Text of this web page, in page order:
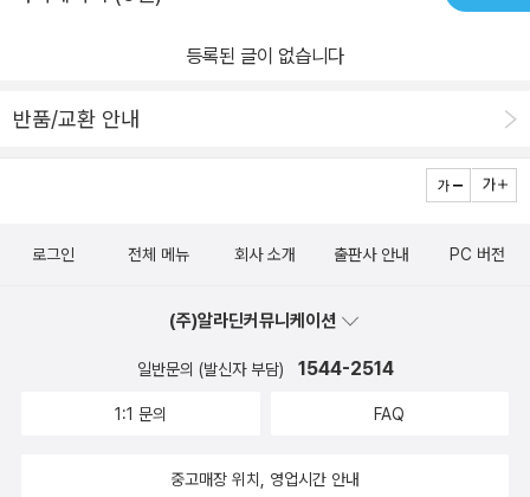
등록된 글이 없습니다
반품/교환 안내
로그인 전체 메뉴 회사 소개 출판사 안내 PC 버전
(주)알라딘커뮤니케이션
일반문의 (발신자 부담) 1544-2514
1:1 문의 FAQ
중고매장 위치, 영업시간 안내